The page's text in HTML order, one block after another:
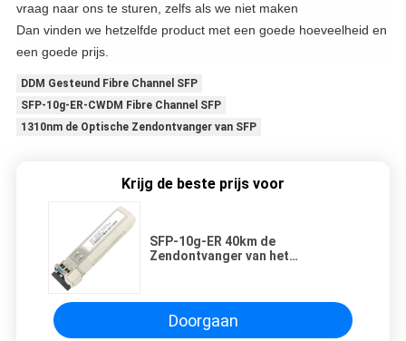
vraag naar ons te sturen, zelfs als we niet maken
Dan vinden we hetzelfde product met een goede hoeveelheid en
een goede prijs.
DDM Gesteund Fibre Channel SFP
SFP-10g-ER-CWDM Fibre Channel SFP
1310nm de Optische Zendontvanger van SFP
Krijg de beste prijs voor
SFP-10g-ER 40km de
Zendontvanger van het
Doorgaan